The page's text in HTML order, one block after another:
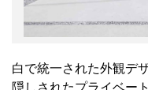
白で統一された外観デ
隠しされたプライベー